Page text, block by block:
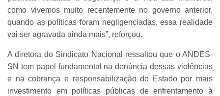
como vivemos muito recentemente no governo anterior,
quando as políticas foram negligenciadas, essa realidade
vai ser agravada ainda mais”, reforçou.
A diretora do Sindicato Nacional ressaltou que o ANDES-
SN tem papel fundamental na denúncia dessas violências
e na cobrança e responsabilização do Estado por mais
investimento em políticas públicas de enfrentamento à